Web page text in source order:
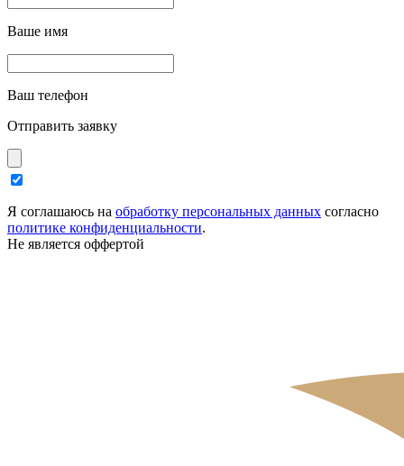
Ваше имя
Ваш телефон
Отправить заявку
Я соглашаюсь на обработку персональных данных согласно
политике конфиденциальности.
Не является оффертой